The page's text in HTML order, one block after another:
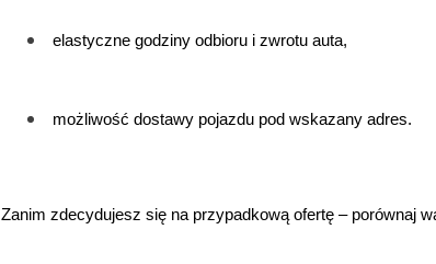
elastyczne godziny odbioru i zwrotu auta,
możliwość dostawy pojazdu pod wskazany adres.
Zanim zdecydujesz się na przypadkową ofertę – porównaj